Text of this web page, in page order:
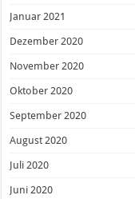
Januar 2021
Dezember 2020
November 2020
Oktober 2020
September 2020
August 2020
Juli 2020
Juni 2020